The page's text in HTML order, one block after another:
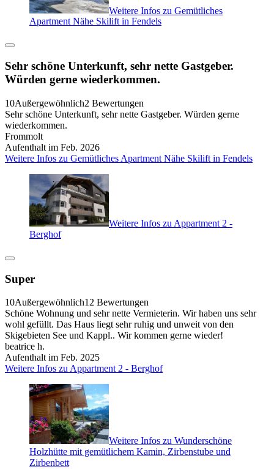
Weitere Infos zu Gemütliches
Apartment Nähe Skilift in Fendels
Sehr schöne Unterkunft, sehr nette Gastgeber.
Würden gerne wiederkommen.
10Außergewöhnlich2 Bewertungen
Sehr schöne Unterkunft, sehr nette Gastgeber. Würden gerne
wiederkommen.
Frommolt
Aufenthalt im Feb. 2026
Weitere Infos zu Gemütliches Apartment Nähe Skilift in Fendels
Weitere Infos zu Appartment 2 -
Berghof
Super
10Außergewöhnlich12 Bewertungen
Schöne Wohnung und sehr nette Vermieterin. Wir haben uns sehr
wohl gefüllt. Das Haus liegt sehr ruhig und unweit von den
Skigebieten See und Kappl.. Wir kommen gerne wieder!
beatrice h.
Aufenthalt im Feb. 2025
Weitere Infos zu Appartment 2 - Berghof
Weitere Infos zu Wunderschöne
Holzhütte mit gemütlichem Kamin, Zirbenstube und
Zirbenbett